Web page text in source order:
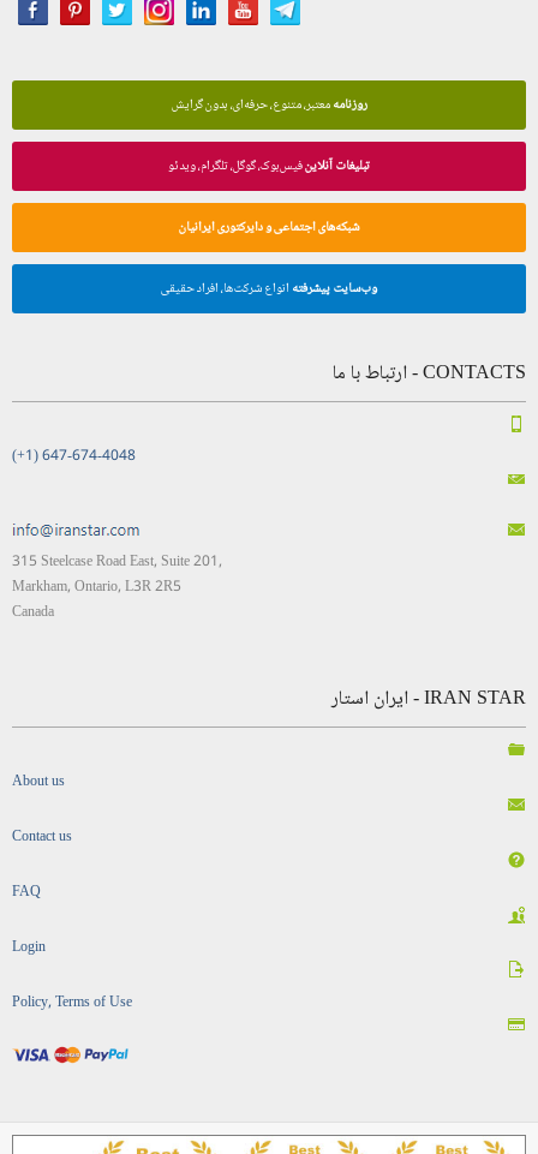
روزنامهمعتبر، متنوع، حرفه‌ای، بدون گرایش
تبلیغات آنلاینفیس‌بوک، گوگل، تلگرام، ویدئو
شبکه‌های اجتماعی و دایرکتوری ایرانیان
وب‌سایت پیشرفته انواع شرکت‌ها، افراد حقیقی
CONTACTS - ارتباط با ما
(+1) 647-674-4048
315 Steelcase Road East, Suite 201,
Markham, Ontario, L3R 2R5
Canada
IRAN STAR - ایران استار
About us
Contact us
FAQ
Login
Policy, Terms of Use